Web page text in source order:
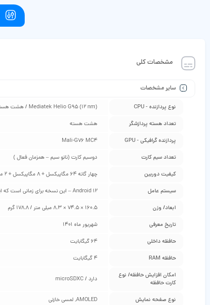
مشخصات کلی
سایر مشخصات
نوع پردازنده - CPU Mediatek Helio G95 (12 nm) / هشت هسته‌ی – دو هسته 2.05 گیگاهرتز Cortex-A76 به همراه شش هسته 2.0 گیگاهرتز Cortex-A55
تعداد هسته پردازشگر هشت هسته
پردازنده گرافیکی - GPU Mali-G76 MC4
تعداد سیم کارت دوسیم کارت (نانو سیم – همزمان فعال )
کیفیت دوربین چهار گانه 64 مگاپیکسل + 8 مگاپیکسل + 2 مگاپیکسل + 2 مگاپیکسل
سیستم عامل Android 12 – این نسخه برای زمانی است که این گوشی معرفی شده است و ممکن است در هنگام خرید شما، آپدیت جدیدتری برای آن آمده باشد و به اندروید ورژن بالاتر ارتقا پیدا کند / رابط کاربری MIUI 13
ابعاد/ وزن 160.5 × 74.5 × 8.3 میلی متر / 178.8 گرم
تاریخ معرفی شهریور ماه 1401
حافظه داخلی 64 گیگابایت
حافظه RAM 4 گیگابایت
امکان افزایش حافظه/ نوع
کارت حافظه
دارد / microSDXC
نوع صفحه نمایش AMOLED, لمسی خازنی